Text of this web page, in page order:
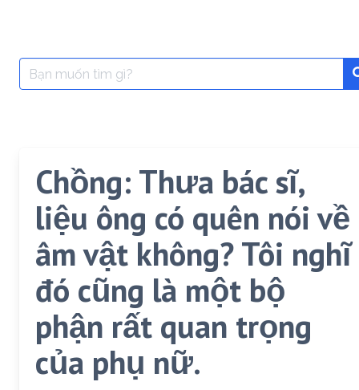
Search
for:
Chồng: Thưa bác sĩ,
liệu ông có quên nói về
âm vật không? Tôi nghĩ
đó cũng là một bộ
phận rất quan trọng
của phụ nữ.